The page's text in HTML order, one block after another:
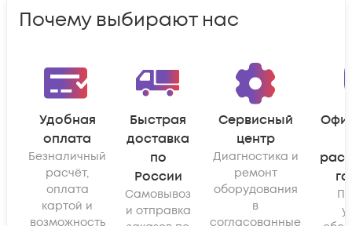
Почему выбирают нас
Удобная
оплата
Безналичный
расчёт,
оплата
картой и
возможность
Быстрая
доставка
по
России
Самовывоз
и отправка
Сервисный
центр
Диагностика и
ремонт
оборудования
в
согласованные